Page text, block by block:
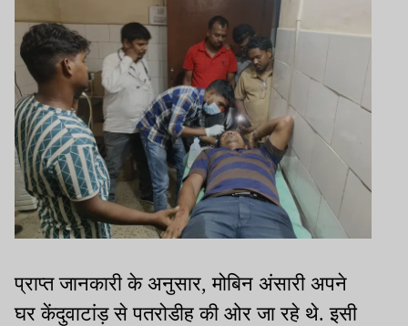
प्राप्त जानकारी के अनुसार, मोबिन अंसारी अपने
घर केंदुवाटांड़ से पतरोडीह की ओर जा रहे थे. इसी